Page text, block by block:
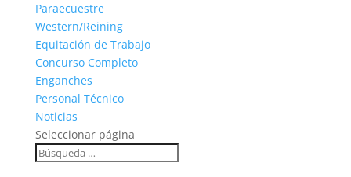
Paraecuestre
Western/Reining
Equitación de Trabajo
Concurso Completo
Enganches
Personal Técnico
Noticias
Seleccionar página